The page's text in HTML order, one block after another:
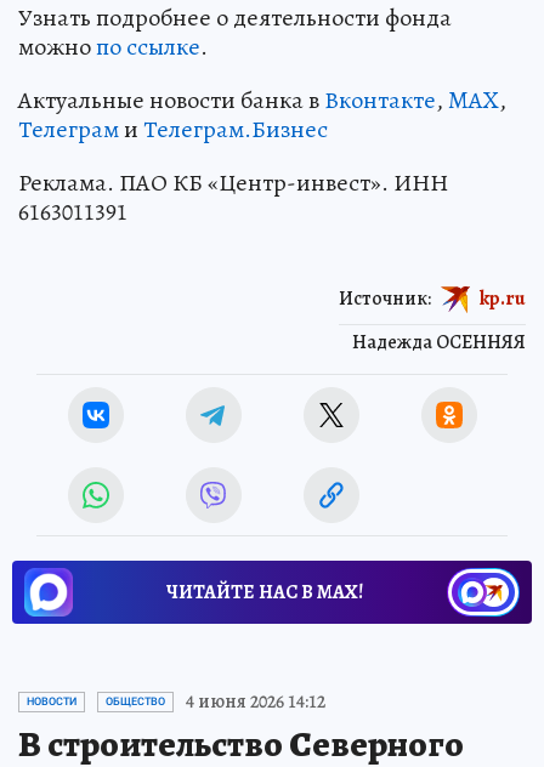
Узнать подробнее о деятельности фонда
можнопо ссылке.
Актуальные новости банка вВконтакте,MAX,
ТелеграмиТелеграм.Бизнес
Реклама. ПАО КБ «Центр-инвест». ИНН
6163011391
Надежда ОСЕННЯЯ
Источник: kp.ru
ЧИТАЙТЕ НАС В МАХ!
НОВОСТИ ОБЩЕСТВО 4 июня 2026 14:12
В строительство Северного